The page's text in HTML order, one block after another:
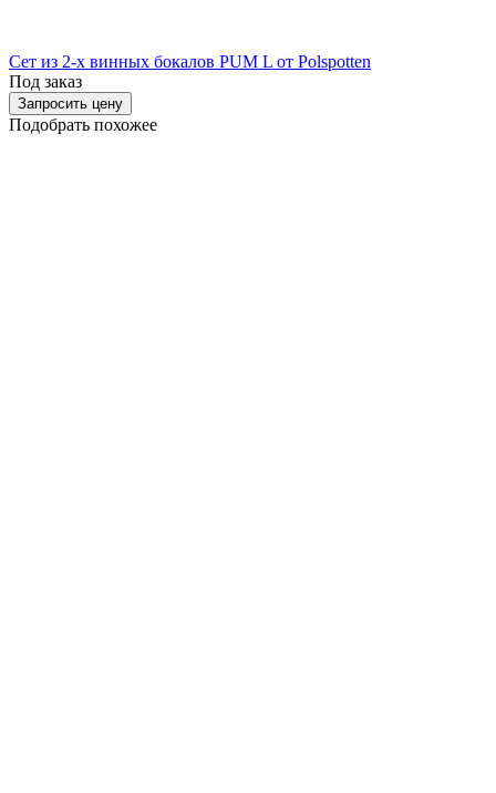
Сет из 2-х винных бокалов PUM L от Polspotten
Под заказ
Запросить цену
Подобрать похожее